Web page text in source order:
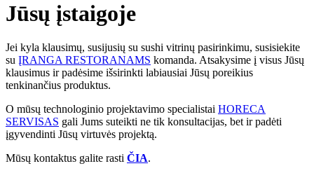
Jūsų įstaigoje
Jei kyla klausimų, susijusių su sushi vitrinų pasirinkimu, susisiekite
su ĮRANGA RESTORANAMS komanda. Atsakysime į visus Jūsų
klausimus ir padėsime išsirinkti labiausiai Jūsų poreikius
tenkinančius produktus.
O mūsų technologinio projektavimo specialistai HORECA
SERVISAS gali Jums suteikti ne tik konsultacijas, bet ir padėti
įgyvendinti Jūsų virtuvės projektą.
Mūsų kontaktus galite rasti ČIA.